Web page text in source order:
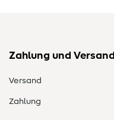
Zahlung und Versand
Versand
Zahlung